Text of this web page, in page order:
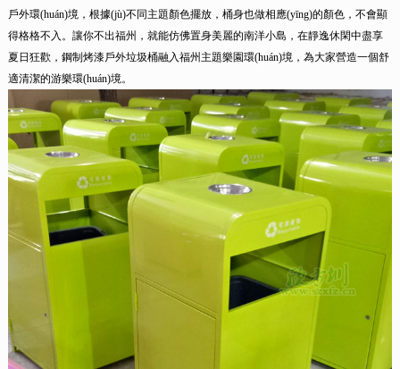
戶外環(huán)境，根據(jù)不同主題顏色擺放，桶身也做相應(yīng)的顏色，不會顯
得格格不入。讓你不出福州，就能仿佛置身美麗的南洋小島，在靜逸休閑中盡享
夏日狂歡，鋼制烤漆戶外垃圾桶融入福州主題樂園環(huán)境，為大家營造一個舒
適清潔的游樂環(huán)境。